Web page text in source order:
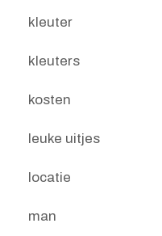
kleuter
kleuters
kosten
leuke uitjes
locatie
man